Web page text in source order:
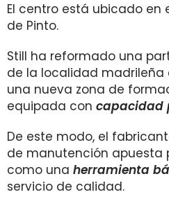
El centro está ubicado en
de Pinto.
Still ha reformado una
de la localidad madrileña
una nueva zona de
equipada con capacidad
De este modo, el
de manutención apuesta
como una herramienta
servicio de calidad.